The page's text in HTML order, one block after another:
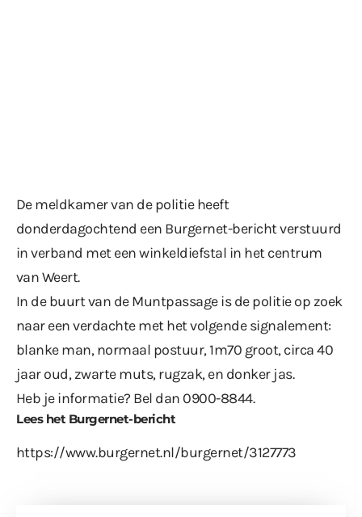
De meldkamer van de politie heeft
donderdagochtend een Burgernet-bericht verstuurd
in verband met een winkeldiefstal in het centrum
van Weert.
In de buurt van de Muntpassage is de politie op zoek
naar een verdachte met het volgende signalement:
blanke man, normaal postuur, 1m70 groot, circa 40
jaar oud, zwarte muts, rugzak, en donker jas.
Heb je informatie? Bel dan 0900-8844.
Lees het Burgernet-bericht
https://www.burgernet.nl/burgernet/3127773